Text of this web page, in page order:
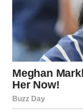
konfuziju.
ljudi koji su
znali kome da
krenete.
Emotivno –
stagnacija ili